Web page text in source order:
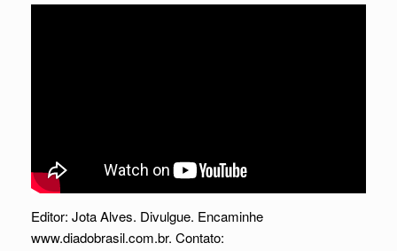
Editor: Jota Alves. Divulgue. Encaminhe
www.diadobrasil.com.br. Contato: